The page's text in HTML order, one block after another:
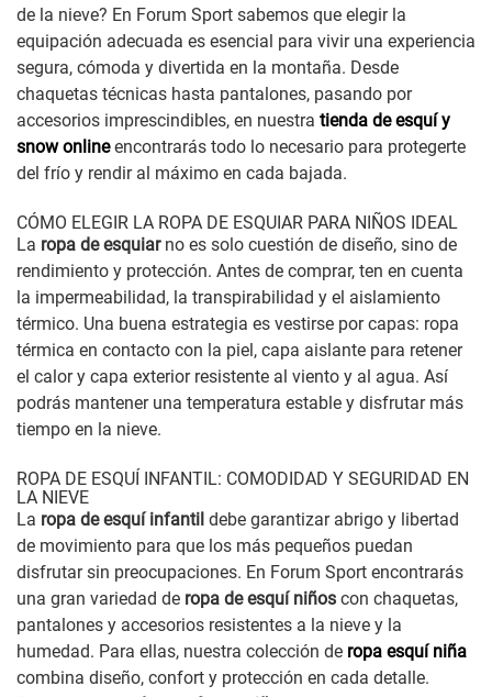
de la nieve? En Forum Sport sabemos que elegir la
equipación adecuada es esencial para vivir una experiencia
segura, cómoda y divertida en la montaña. Desde
chaquetas técnicas hasta pantalones, pasando por
accesorios imprescindibles, en nuestra tienda de esquí y
snow onlineencontrarás todo lo necesario para protegerte
del frío y rendir al máximo en cada bajada.
CÓMO ELEGIR LA ROPA DE ESQUIAR PARA NIÑOS IDEAL
La ropa de esquiarno es solo cuestión de diseño, sino de
rendimiento y protección. Antes de comprar, ten en cuenta
la impermeabilidad, la transpirabilidad y el aislamiento
térmico. Una buena estrategia es vestirse por capas: ropa
térmica en contacto con la piel, capa aislante para retener
el calor y capa exterior resistente al viento y al agua. Así
podrás mantener una temperatura estable y disfrutar más
tiempo en la nieve.
ROPA DE ESQUÍ INFANTIL: COMODIDAD Y SEGURIDAD EN
LA NIEVE
La ropa de esquí infantil debe garantizar abrigo y libertad
de movimiento para que los más pequeños puedan
disfrutar sin preocupaciones. En Forum Sport encontrarás
una gran variedad de ropa de esquí niños con chaquetas,
pantalones y accesorios resistentes a la nieve y la
humedad. Para ellas, nuestra colección de ropa esquí niña
combina diseño, confort y protección en cada detalle.